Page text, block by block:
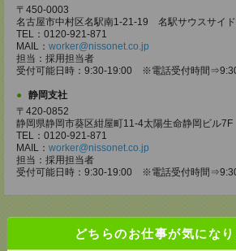
どちらのお仕事が気になり
〒450-0003
名古屋市中村区名駅南1-21-19 名駅サウスサイ
TEL：0120-921-871
MAIL： worker@nissonet.co.jp
担当：採用担当者
受付可能日時：9:30-19:00 ※電話受付時間
静岡支社
〒420-0852
静岡県静岡市葵区紺屋町11-4太陽生命静岡ビル7F
TEL：0120-921-871
MAIL： worker@nissonet.co.jp
担当：採用担当者
受付可能日時：9:30-19:00 ※電話受付時間